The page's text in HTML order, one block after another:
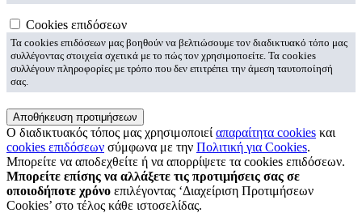
Cookies επιδόσεων
Τα cookies επιδόσεων μας βοηθούν να βελτιώσουμε τον διαδικτυακό τόπο μας
συλλέγοντας στοιχεία σχετικά με το πώς τον χρησιμοποείτε. Τα cookies
συλλέγουν πληροφορίες με τρόπο που δεν επιτρέπει την άμεση ταυτοποίησή
σας.
Αποθήκευση προτιμήσεων
Ο διαδικτυακός τόπος μας χρησιμοποιεί απαραίτητα cookies και
cookies επιδόσεων σύμφωνα με την Πολιτική για Cookies.
Μπορείτε να αποδεχθείτε ή να απορρίψετε τα cookies επιδόσεων.
Μπορείτε επίσης να αλλάξετε τις προτιμήσεις σας σε
οποιοδήποτε χρόνο επιλέγοντας ‘Διαχείριση Προτιμήσεων
Cookies’ στο τέλος κάθε ιστοσελίδας.